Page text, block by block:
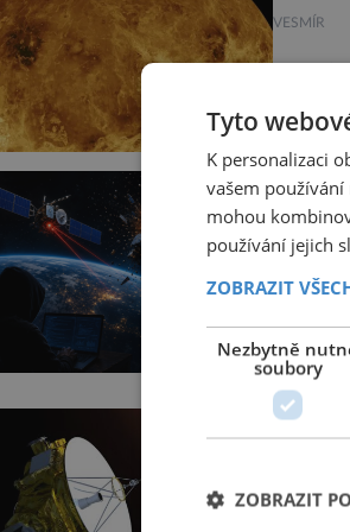
VESMÍR
panují
oblaků
dne na
většina
VESMÍR
Tyto
K personalizaci
vašem
mohou
používání jejich
ZOBRAZIT
Nezbytně
soubory
ZOBRAZIT